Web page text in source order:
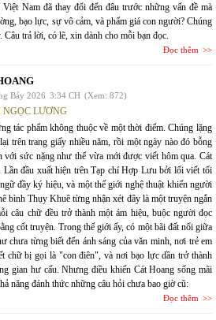
Nam đã thay đổi đến đâu trước những vấn đề mà
bạo lực, sự vô cảm, và phẩm giá con người? Chúng
trả lời, có lẽ, xin dành cho mỗi bạn đọc.
Đọc thêm
Bảy 2026 3:34 CH (Xem: 872)
NGỌC LƯƠNG
tác phẩm không thuộc về một thời điểm. Chúng lặng
trên trang giấy nhiều năm, rồi một ngày nào đó bỗng
với sức nặng như thể vừa mới được viết hôm qua. Cát
Lần đầu xuất hiện trên Tạp chí Hợp Lưu bởi lối viết tối
đầy ký hiệu, và một thế giới nghệ thuật khiến người
bình Thụy Khuê từng nhận xét đây là một truyện ngắn
câu chữ đều trở thành một ám hiệu, buộc người đọc
cốt truyện. Trong thế giới ấy, có một bãi đất nổi giữa
chưa từng biết đến ánh sáng của văn minh, nơi trẻ em
chữ bị gọi là "con điên", và nơi bạo lực dần trở thành
gian hư cấu. Nhưng điều khiến Cát Hoang sống mãi
năng đánh thức những câu hỏi chưa bao giờ cũ:
Đọc thêm